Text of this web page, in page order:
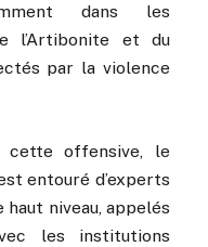
dans les
l’Artibonite et du
par la violence
offensive, le
entouré d’experts
niveau, appelés
les institutions